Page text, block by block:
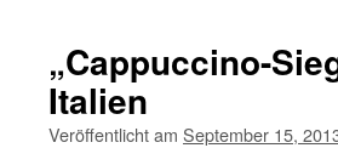
„Cappuccino-
Italien
Veröffentlicht am September 15,